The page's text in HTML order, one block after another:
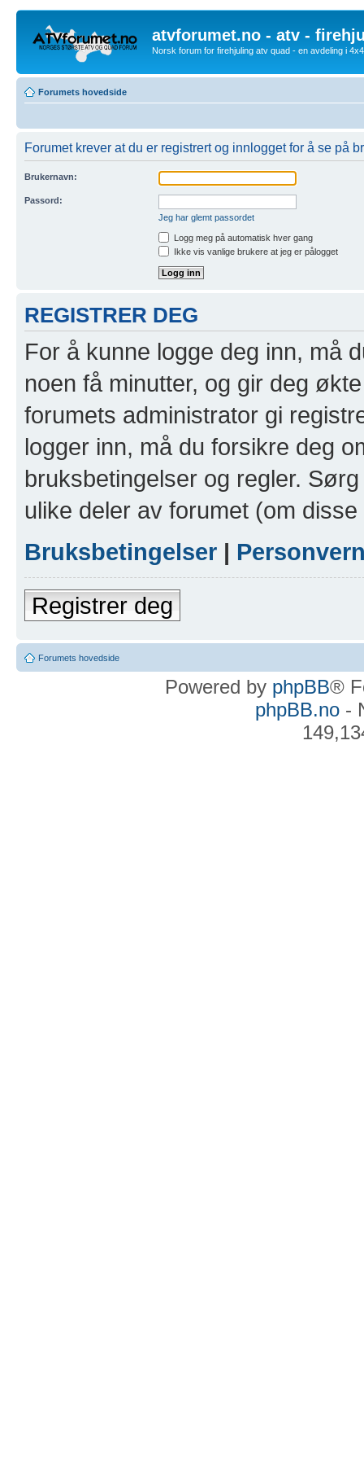
atvforumet.no - atv -
Norsk forum for firehjuling atv quad - en avdeling i
Forumets hovedside
Forumet krever at du er registrert og innlogget for å se på
Brukernavn:
Passord:
Jeg har glemt passordet
Logg meg på automatisk hver gang
Ikke vis vanlige brukere at jeg er pålogget
REGISTRER DEG
For å kunne logge deg inn, må
noen få minutter, og gir deg
forumets administrator gi
logger inn, må du forsikre deg
bruksbetingelser og regler.
ulike deler av forumet (om
Bruksbetingelser |
Registrer deg
Forumets hovedside
Powered by phpBB®
phpBB.no-